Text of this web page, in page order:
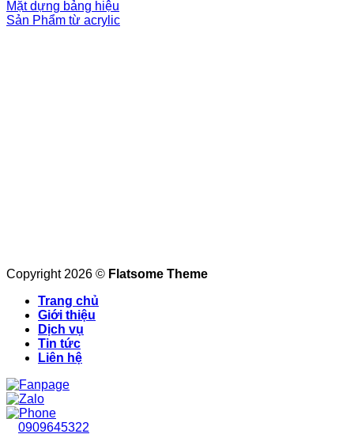
Mặt dựng bảng hiệu
Sản Phẩm từ acrylic
Copyright 2026 © Flatsome Theme
Trang chủ
Giới thiệu
Dịch vụ
Tin tức
Liên hệ
0909645322